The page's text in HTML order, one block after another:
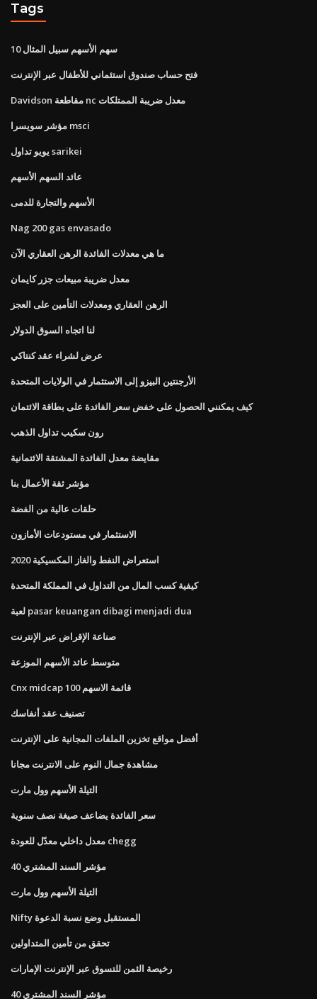
Tags
10 سهم الأسهم سبيل المثال
فتح حساب صندوق استئماني للأطفال عبر الإنترنت
Davidson مقاطعة nc معدل ضريبة الممتلكات
مؤشر سويسرا msci
يويو تداول sarikei
عائد السهم الأسهم
الأسهم والتجارة للدمى
Nag 200 gas envasado
ما هي معدلات الفائدة الرهن العقاري الآن
معدل ضريبة مبيعات جزر كايمان
الرهن العقاري ومعدلات التأمين على العجز
لنا اتجاه السوق الدولار
عرض لشراء عقد كنتاكي
الأرجنتين البيزو إلى الاستثمار في الولايات المتحدة
كيف يمكنني الحصول على خفض سعر الفائدة على بطاقة الائتمان
رون سكيب تداول الذهب
مقايضة معدل الفائدة المشتقة الائتمانية
مؤشر ثقة الأعمال بنا
حلقات عالية من الفضة
الاستثمار في مستودعات الأمازون
استعراض النفط والغاز المكسيكية 2020
كيفية كسب المال من التداول في المملكة المتحدة
لعبة pasar keuangan dibagi menjadi dua
صناعة الإقراض عبر الإنترنت
متوسط ​​عائد الأسهم الموزعة
Cnx midcap 100 قائمة الاسهم
تصنيف عقد أنفاسك
أفضل مواقع تخزين الملفات المجانية على الإنترنت
مشاهدة جمال النوم على الانترنت مجانا
التيلة الأسهم وول مارت
سعر الفائدة يضاعف صيغة نصف سنوية
معدل داخلي معدّل للعودة chegg
مؤشر السند المشتري 40
التيلة الأسهم وول مارت
Nifty المستقبل وضع نسبة الدعوة
تحقق من تأمين المتداولين
رخيصة الثمن للتسوق عبر الإنترنت الإمارات
مؤشر السند المشتري 40